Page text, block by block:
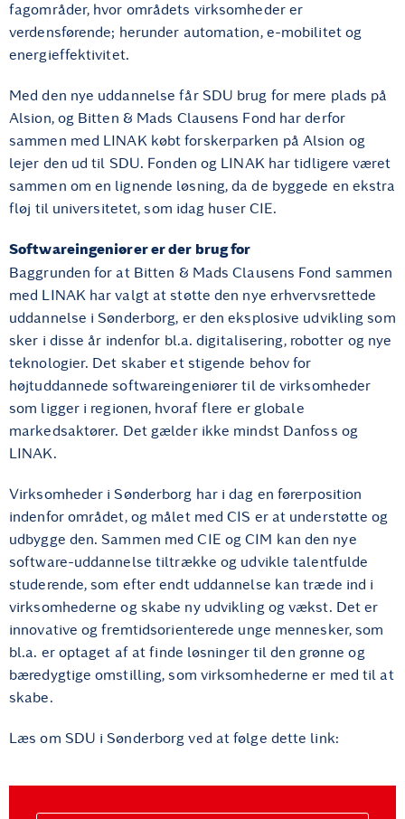
fagområder, hvor områdets virksomheder er
verdensførende; herunder automation, e-mobilitet og
energieffektivitet.
Med den nye uddannelse får SDU brug for mere plads på
Alsion, og Bitten & Mads Clausens Fond har derfor
sammen med LINAK købt forskerparken på Alsion og
lejer den ud til SDU. Fonden og LINAK har tidligere været
sammen om en lignende løsning, da de byggede en ekstra
fløj til universitetet, som idag huser CIE.
Softwareingeniører er der brug for
Baggrunden for at Bitten & Mads Clausens Fond sammen
med LINAK har valgt at støtte den nye erhvervsrettede
uddannelse i Sønderborg, er den eksplosive udvikling som
sker i disse år indenfor bl.a. digitalisering, robotter og nye
teknologier. Det skaber et stigende behov for
højtuddannede softwareingeniører til de virksomheder
som ligger i regionen, hvoraf flere er globale
markedsaktører. Det gælder ikke mindst Danfoss og
LINAK.
Virksomheder i Sønderborg har i dag en førerposition
indenfor området, og målet med CIS er at understøtte og
udbygge den. Sammen med CIE og CIM kan den nye
software-uddannelse tiltrække og udvikle talentfulde
studerende, som efter endt uddannelse kan træde ind i
virksomhederne og skabe ny udvikling og vækst. Det er
innovative og fremtidsorienterede unge mennesker, som
bl.a. er optaget af at finde løsninger til den grønne og
bæredygtige omstilling, som virksomhederne er med til at
skabe.
Læs om SDU i Sønderborg ved at følge dette link: